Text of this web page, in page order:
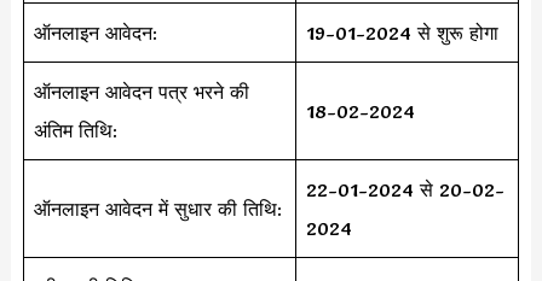
ऑनलाइन आवेदन: 19-01-2024 से शुरू होगा
ऑनलाइन आवेदन पत्र भरने की
अंतिम तिथि:
18-02-2024
ऑनलाइन आवेदन में सुधार की तिथि:
22-01-2024 से 20-02-
2024